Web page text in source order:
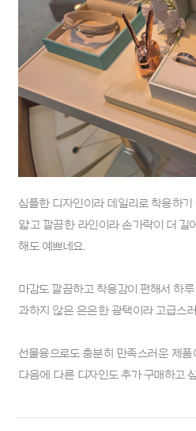
심플한 디자인이라 데일리로 착용하기
얇고 깔끔한 라인이라 손가락이 더 길
해도 예쁘네요.
마감도 깔끔하고 착용감이 편해서 하
과하지 않은 은은한 광택이라 고급스
선물용으로도 충분히 만족스러운 제품
다음에 다른 디자인도 추가 구매하고